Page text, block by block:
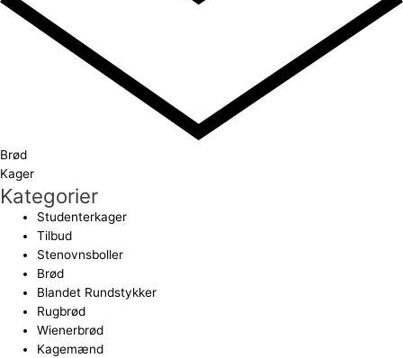
Brød
Kager
Kategorier
Studenterkager
Tilbud
Stenovnsboller
Brød
Blandet Rundstykker
Rugbrød
Wienerbrød
Kagemænd